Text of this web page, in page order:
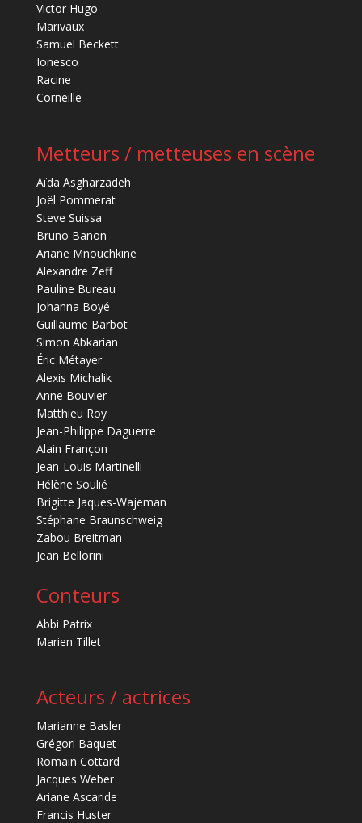
Victor Hugo
Marivaux
Samuel Beckett
Ionesco
Racine
Corneille
Metteurs / metteuses en scène
Aïda Asgharzadeh
Joël Pommerat
Steve Suissa
Bruno Banon
Ariane Mnouchkine
Alexandre Zeff
Pauline Bureau
Johanna Boyé
Guillaume Barbot
Simon Abkarian
Éric Métayer
Alexis Michalik
Anne Bouvier
Matthieu Roy
Jean-Philippe Daguerre
Alain Françon
Jean-Louis Martinelli
Hélène Soulié
Brigitte Jaques-Wajeman
Stéphane Braunschweig
Zabou Breitman
Jean Bellorini
Conteurs
Abbi Patrix
Marien Tillet
Acteurs / actrices
Marianne Basler
Grégori Baquet
Romain Cottard
Jacques Weber
Ariane Ascaride
Francis Huster